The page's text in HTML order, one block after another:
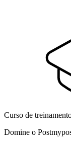
Curso de
Domine o